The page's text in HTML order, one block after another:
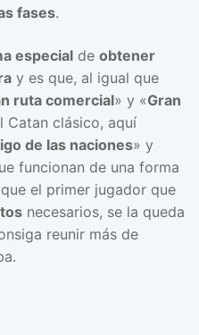
fases.
especial de obtener
y es que, al igual que
ruta comercial» y «Gran
Catan clásico, aquí
de las naciones» y
funcionan de una forma
el primer jugador que
necesarios, se la queda
reunir más de